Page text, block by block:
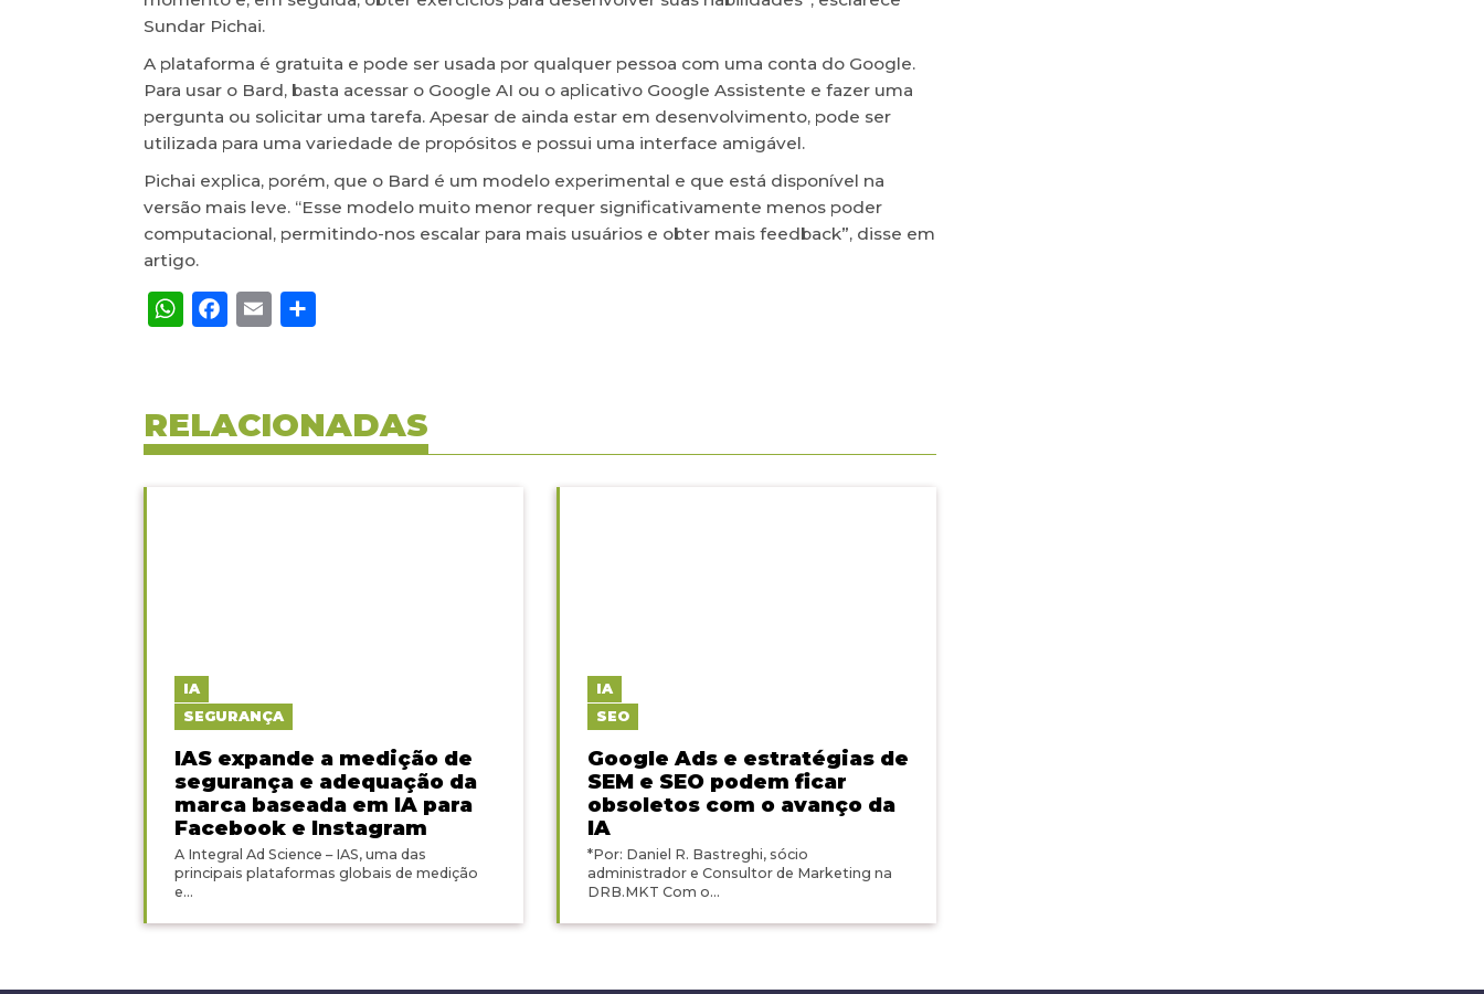
Sundar Pichai.
A plataforma é gratuita e pode ser usada por qualquer pessoa com uma conta do Google.
Para usar o Bard, basta acessar o Google AI ou o aplicativo Google Assistente e fazer uma
pergunta ou solicitar uma tarefa. Apesar de ainda estar em desenvolvimento, pode ser
utilizada para uma variedade de propósitos e possui uma interface amigável.
Pichai explica, porém, que o Bard é um modelo experimental e que está disponível na
versão mais leve. “Esse modelo muito menor requer significativamente menos poder
computacional, permitindo-nos escalar para mais usuários e obter mais feedback”, disse em
artigo.
WhatsApp
Facebook
EmailShare
RELACIONADAS
IA
SEGURANÇA
IAS expande a medição de
segurança e adequação da
marca baseada em IA para
Facebook e Instagram
A Integral Ad Science – IAS, uma das
principais plataformas globais de medição
e...
IA
SEO
Google Ads e estratégias de
SEM e SEO podem ficar
obsoletos com o avanço da
IA
*Por: Daniel R. Bastreghi, sócio
administrador e Consultor de Marketing na
DRB.MKT Com o...